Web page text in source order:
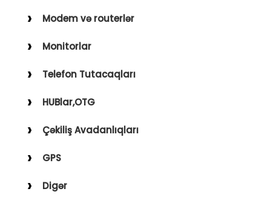
Modem və routerlər
Monitorlar
Telefon Tutacaqları
HUBlar,OTG
Çəkiliş Avadanlıqları
GPS
Digər